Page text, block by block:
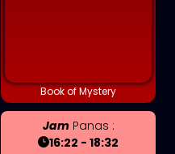
Book of Mystery
JamPanas :
16:22 - 18:32